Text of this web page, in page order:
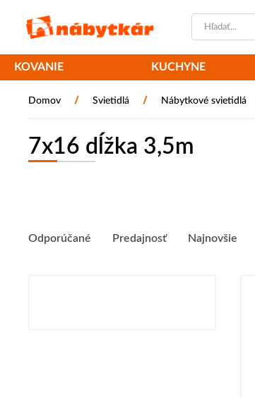
KOVANIE KUCHYNE
Domov / Svietidlá / Nábytkové svietidlá
7x16 dĺžka 3,5m
Odporúčané Predajnosť Najnovšie